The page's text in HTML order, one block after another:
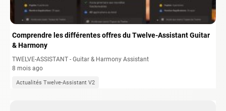
Comprendre les différentes offres du Twelve-Assistant Guitar
& Harmony
TWELVE-ASSISTANT - Guitar & Harmony Assistant
8 mois ago
Actualités Twelve-Assistant V2